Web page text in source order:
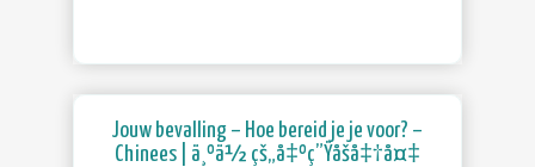
Jouw bevalling – Hoe bereid je je voor? –
Chinees | ä¸ºä½ çš„å‡ºç”Ÿåšå‡†å¤‡